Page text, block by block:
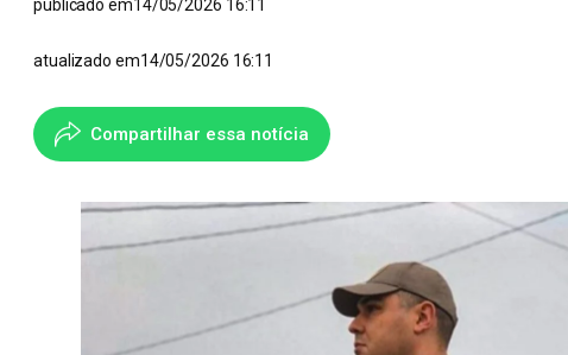
publicado em14/05/2026 16:11
atualizado em14/05/2026 16:11
Compartilhar essa notícia